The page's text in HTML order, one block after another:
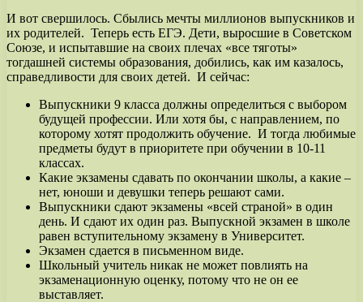
И вот свершилось. Сбылись мечты миллионов выпускников и
их родителей. Теперь есть ЕГЭ. Дети, выросшие в Советском
Союзе, и испытавшие на своих плечах «все тяготы»
тогдашней системы образования, добились, как им казалось,
справедливости для своих детей. И сейчас:
Выпускники 9 класса должны определиться с выбором
будущей профессии. Или хотя бы, с направлением, по
которому хотят продолжить обучение. И тогда любимые
предметы будут в приоритете при обучении в 10-11
классах.
Какие экзамены сдавать по окончании школы, а какие –
нет, юноши и девушки теперь решают сами.
Выпускники сдают экзамены «всей страной» в один
день. И сдают их один раз. Выпускной экзамен в школе
равен вступительному экзамену в Университет.
Экзамен сдается в письменном виде.
Школьный учитель никак не может повлиять на
экзаменационную оценку, потому что не он ее
выставляет.